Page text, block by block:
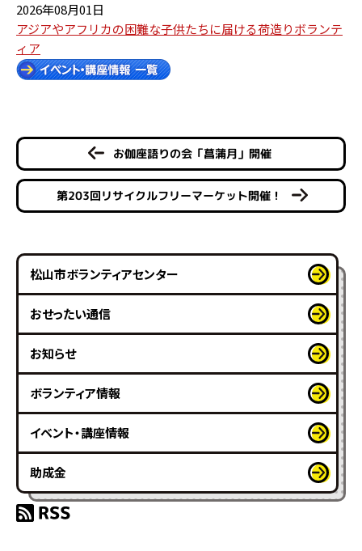
2026年08月01日
アジアやアフリカの困難な子供たちに届ける荷造りボランテ
ィア
お伽座語りの会「菖蒲月」開催
第203回リサイクルフリーマーケット開催！
松山市ボランティアセンター
おせったい通信
お知らせ
ボランティア情報
イベント・講座情報
助成金